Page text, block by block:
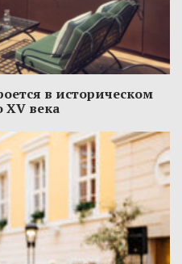
в историческом
XV века